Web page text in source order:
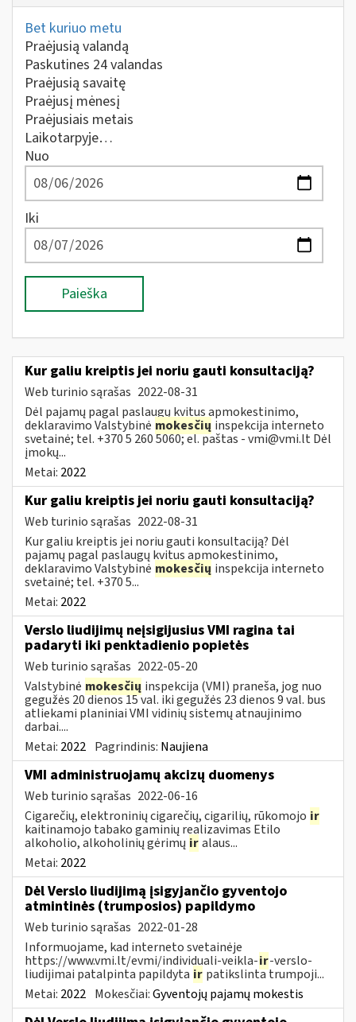
Bet kuriuo metu
Praėjusią valandą
Paskutines 24 valandas
Praėjusią savaitę
Praėjusį mėnesį
Praėjusiais metais
Laikotarpyje…
Nuo
Iki
Paieška
Kur galiu kreiptis jei noriu gauti konsultaciją?
Web turinio sąrašas 2022-08-31
Dėl pajamų pagal paslaugų kvitus apmokestinimo,
deklaravimo Valstybinė mokesčių inspekcija interneto
svetainė; tel. +370 5 260 5060; el. paštas -vmi@vmi.ltDėl
įmokų...
Metai: 2022
Kur galiu kreiptis jei noriu gauti konsultaciją?
Web turinio sąrašas 2022-08-31
Kur galiu kreiptis jei noriu gauti konsultaciją? Dėl
pajamų pagal paslaugų kvitus apmokestinimo,
deklaravimo Valstybinė mokesčių inspekcija interneto
svetainė; tel. +370 5...
Metai: 2022
Verslo liudijimų neįsigijusius VMI ragina tai
padaryti iki penktadienio popietės
Web turinio sąrašas 2022-05-20
Valstybinė mokesčių inspekcija (VMI) praneša, jog nuo
gegužės 20 dienos 15 val. iki gegužės 23 dienos 9 val. bus
atliekami planiniai VMI vidinių sistemų atnaujinimo
darbai....
Metai: 2022 Pagrindinis: Naujiena
VMI administruojamų akcizų duomenys
Web turinio sąrašas 2022-06-16
Cigarečių, elektroninių cigarečių, cigarilių, rūkomojo ir
kaitinamojo tabako gaminių realizavimas Etilo
alkoholio, alkoholinių gėrimų iralaus...
Metai: 2022
Dėl Verslo liudijimą įsigyjančio gyventojo
atmintinės (trumposios) papildymo
Web turinio sąrašas 2022-01-28
Informuojame, kad interneto svetainėje
https://www.vmi.lt/evmi/individuali-veikla-ir-verslo-
liudijimai patalpinta papildyta ir patikslinta trumpoji...
Metai: 2022 Mokesčiai:Gyventojų pajamų mokestis